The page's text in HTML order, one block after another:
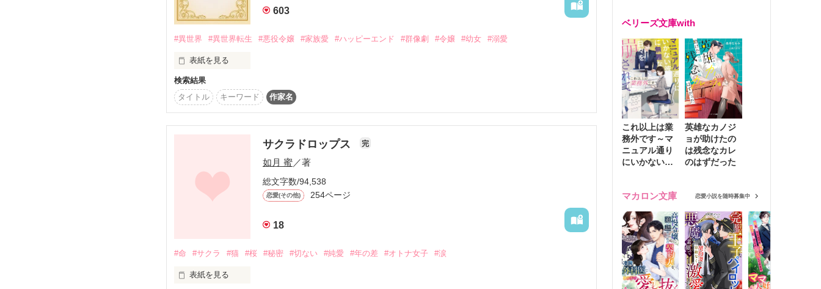
作品を読む
603
#異世界 #異世界転生 #悪役令嬢 #家族愛 #ハッピーエンド #群像劇 #令嬢 #幼女 #溺愛
表紙を見る
『転生悪役幼女は最恐パパの愛娘になりました』
番外編です。
『Petit Chapter3 愛と呼ぶもの』を
公開しました
2025.10.24
検索結果
タイトル
キーワード 作家名
サクラドロップス 完
如月 蜜／著
総文字数/94,538
恋愛(その他) 254ページ
18
#命 #サクラ #猫 #桜 #秘密 #切ない #純愛 #年の差 #オトナ女子 #涙
表紙を見る
激烈愛で貫く
ベリーズ文庫with
これ以上は業
務外です～マ
ニュアル通り
にいかない彼
英雄なカノジ
ョが助けたの
は残念なカレ
のはずだった
マカロン文庫 恋愛小説を随時募集中